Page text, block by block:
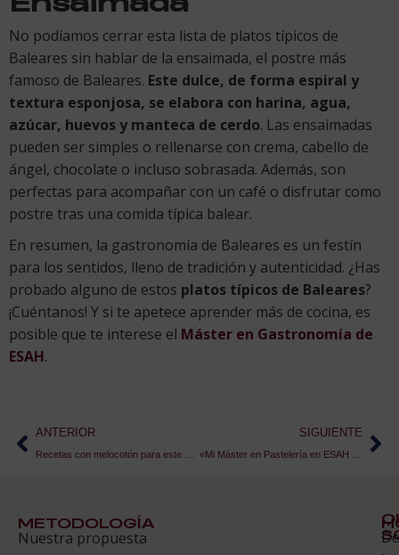
No podíamos cerrar esta lista de platos típicos de
Baleares sin hablar de la ensaimada, el postre más
famoso de Baleares. Este dulce, de forma espiral y
textura esponjosa, se elabora con harina, agua,
azúcar, huevos y manteca de cerdo. Las ensaimadas
pueden ser simples o rellenarse con crema, cabello de
ángel, chocolate o incluso sobrasada. Además, son
perfectas para acompañar con un café o disfrutar como
postre tras una comida típica balear.
En resumen, la gastronomía de Baleares es un festín
para los sentidos, lleno de tradición y autenticidad. ¿Has
probado alguno de estos platos típicos de Baleares?
¡Cuéntanos! Y si te apetece aprender más de cocina, es
posible que te interese el Máster en Gastronomía de
ESAH.
ANTERIOR SIGUIENTE
METODOLOGÍA
Nuestra propuesta
De